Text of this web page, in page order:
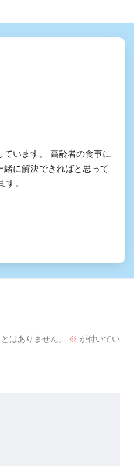
います。 高齢者の食事に
に解決できればと思って
す。
はありません。 ※ が付いてい